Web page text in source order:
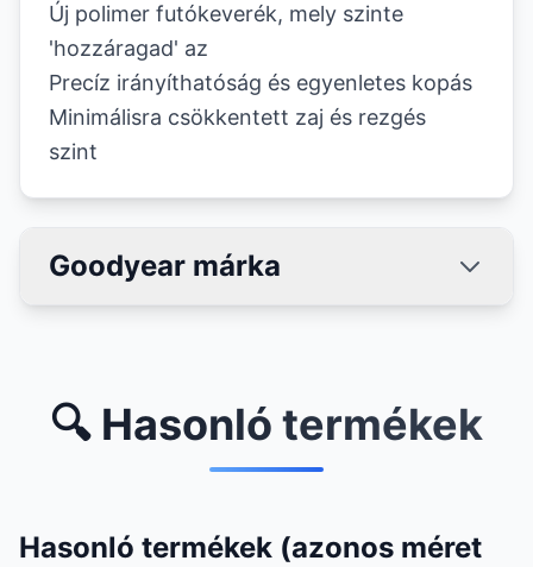
Új polimer futókeverék, mely szinte
'hozzáragad' az
Precíz irányíthatóság és egyenletes kopás
Minimálisra csökkentett zaj és rezgés
szint
Goodyear márka
🔍 Hasonló termékek
Hasonló termékek (azonos méret